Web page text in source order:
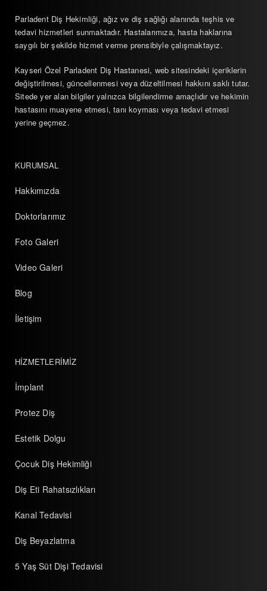
Parladent Diş Hekimliği, ağız ve diş sağlığı alanında teşhis ve
tedavi hizmetleri sunmaktadır. Hastalarımıza, hasta haklarına
saygılı bir şekilde hizmet verme prensibiyle çalışmaktayız.
Kayseri Özel Parladent Diş Hastanesi, web sitesindeki içeriklerin
değiştirilmesi, güncellenmesi veya düzeltilmesi hakkını saklı tutar.
Sitede yer alan bilgiler yalnızca bilgilendirme amaçlıdır ve hekimin
hastasını muayene etmesi, tanı koyması veya tedavi etmesi
yerine geçmez.
KURUMSAL
Hakkımızda
Doktorlarımız
Foto Galeri
Video Galeri
Blog
İletişim
HİZMETLERİMİZ
İmplant
Protez Diş
Estetik Dolgu
Çocuk Diş Hekimliği
Diş Eti Rahatsızlıkları
Kanal Tedavisi
Diş Beyazlatma
5 Yaş Süt Dişi Tedavisi